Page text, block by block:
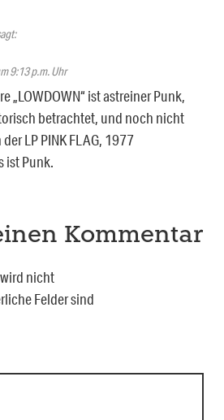
9:13 p.m. Uhr
„LOWDOWN“ ist astreiner Punk,
betrachtet, und noch nicht
LP PINK FLAG, 1977
ist Punk.
Kommentar
nicht
Felder sind